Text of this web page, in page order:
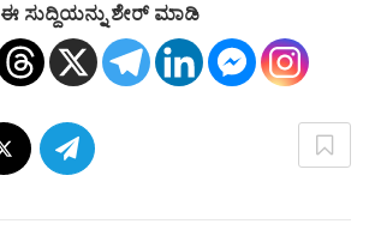
ಈ ಸುದ್ದಿಯನ್ನು ಶೇರ್ ಮಾಡಿ